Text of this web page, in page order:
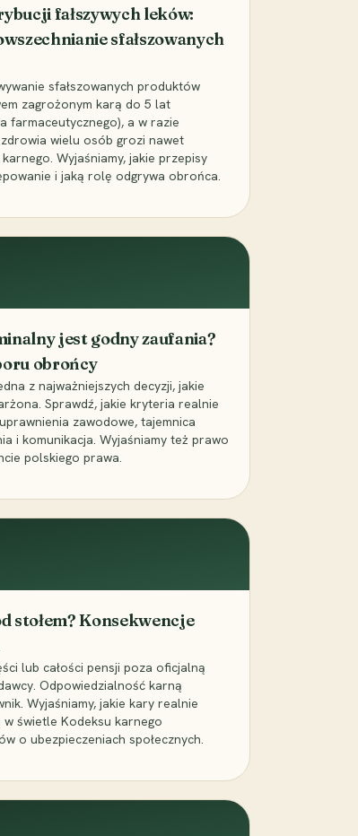
fałszywych leków:
sfałszowanych
sfałszowanych produktów
zagrożonym karą do 5 lat
farmaceutycznego), a w razie
wielu osób grozi nawet
Wyjaśniamy, jakie przepisy
i jaką rolę odgrywa obrońca.
jest godny zaufania?
obrońcy
z najważniejszych decyzji, jakie
Sprawdź, jakie kryteria realnie
zawodowe, tajemnica
i komunikacja. Wyjaśniamy też prawo
polskiego prawa.
stołem? Konsekwencje
lub całości pensji poza oficjalną
Odpowiedzialność karną
Wyjaśniamy, jakie kary realnie
świetle Kodeksu karnego
o ubezpieczeniach społecznych.